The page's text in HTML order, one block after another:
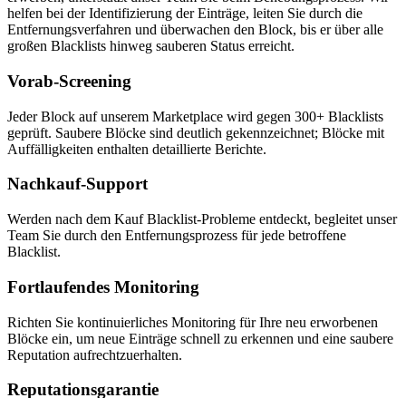
helfen bei der Identifizierung der Einträge, leiten Sie durch die
Entfernungsverfahren und überwachen den Block, bis er über alle
großen Blacklists hinweg sauberen Status erreicht.
Vorab-Screening
Jeder Block auf unserem Marketplace wird gegen 300+ Blacklists
geprüft. Saubere Blöcke sind deutlich gekennzeichnet; Blöcke mit
Auffälligkeiten enthalten detaillierte Berichte.
Nachkauf-Support
Werden nach dem Kauf Blacklist-Probleme entdeckt, begleitet unser
Team Sie durch den Entfernungsprozess für jede betroffene
Blacklist.
Fortlaufendes Monitoring
Richten Sie kontinuierliches Monitoring für Ihre neu erworbenen
Blöcke ein, um neue Einträge schnell zu erkennen und eine saubere
Reputation aufrechtzuerhalten.
Reputationsgarantie